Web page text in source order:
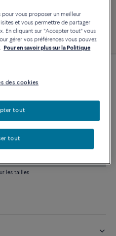
les tailles
pour vous proposer un meilleur
et vous permettre de partager
En cliquant sur "Accepter tout" vous
gérer vos préférences vous pouvez
Pour en savoir plus sur la Politique
des cookies
tout
tout